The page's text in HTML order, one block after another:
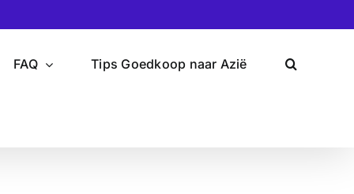
FAQ Tips Goedkoop naar Azië